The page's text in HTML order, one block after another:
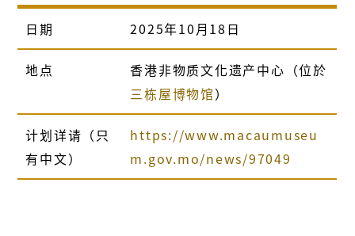
日期 2025年10月18日
地点
香港非物质文化遗产中心（位於
三栋屋博物馆）
计划详请（只
有中文）
https://www.macaumuseu
m.gov.mo/news/97049